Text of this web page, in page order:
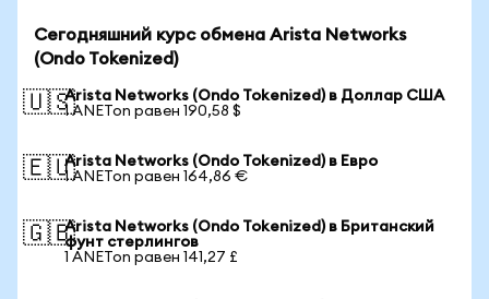
Сегодняшний курс обмена Arista Networks
(Ondo Tokenized)
🇺🇸Arista Networks (Ondo Tokenized) в Доллар США
1 ANETon равен 190,58 $
🇪🇺Arista Networks (Ondo Tokenized) в Евро
1 ANETon равен 164,86 €
🇬🇧Arista Networks (Ondo Tokenized) в Британский
фунт стерлингов
1 ANETon равен 141,27 £